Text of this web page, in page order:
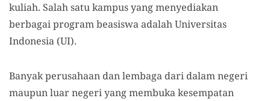
kuliah. Salah satu kampus yang menyediakan
berbagai program beasiswa adalah Universitas
Indonesia (UI).
Banyak perusahaan dan lembaga dari dalam negeri
maupun luar negeri yang membuka kesempatan